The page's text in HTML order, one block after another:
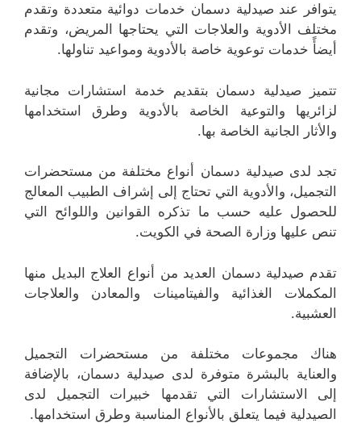
يتوافر عند صيدلية دسمان خدمات دوائية متعددة وتقدم
مختلف الأدوية والعلاجات التي يحتاجها المريض، وتقدم
أيضأً خدمات توعوية خاصة بالأدوية ومواعيد تناولها.
تتميز صيدلية دسمان بتقديم خدمة استشارات مجانية
لزائريها والتوعية الخاصة بالأدوية وطرق استخدامها
والأثار الجانية الخاصة بها.
تجد لدى صيدلية دسمان أنواع مختلفة من مستحضرات
التجميل، والأدوية التي تحتاج إلى إشراف الطبيب المعالج
للحصول عليه حسب ما تذكره القوانين واللوائح التي
تنص عليها وزارة الصحة في الكويت.
تقدم صيدلية دسمان العديد من أنواع العلاج البديل منها
المكملات الغذائية والفيتامينات والمعادن والعلاجات
العشبية.
هناك مجموعات مختلفة من مستحضرات التجميل
والعناية بالبشرة متوفرة لدى صيدلية دسمان، بالإضافة
إلى الاستشارات التي تقدمها خبيرات التجميل لدى
الصيدلية فيما يتعلق بالأنواع المناسبة وطرق استخدامها.